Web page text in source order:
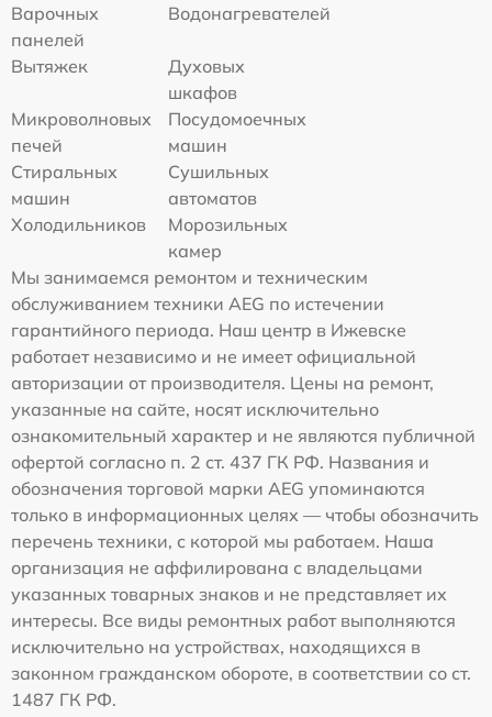
Варочных
панелей
Водонагревателей
Вытяжек
Духовых
шкафов
Микроволновых
печей
Посудомоечных
машин
Стиральных
машин
Сушильных
автоматов
Холодильников
Морозильных
камер
Мы занимаемся ремонтом и техническим
обслуживанием техники AEG по истечении
гарантийного периода. Наш центр в Ижевске
работает независимо и не имеет официальной
авторизации от производителя. Цены на ремонт,
указанные на сайте, носят исключительно
ознакомительный характер и не являются публичной
офертой согласно п. 2 ст. 437 ГК РФ. Названия и
обозначения торговой марки AEG упоминаются
только в информационных целях — чтобы обозначить
перечень техники, с которой мы работаем. Наша
организация не аффилирована с владельцами
указанных товарных знаков и не представляет их
интересы. Все виды ремонтных работ выполняются
исключительно на устройствах, находящихся в
законном гражданском обороте, в соответствии со ст.
1487 ГК РФ.